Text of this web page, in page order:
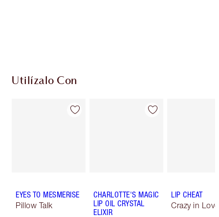
Utilízalo Con
EYES TO MESMERISE
Pillow Talk
CHARLOTTE'S MAGIC
LIP OIL CRYSTAL
ELIXIR
LIP CHEAT
Crazy in Love